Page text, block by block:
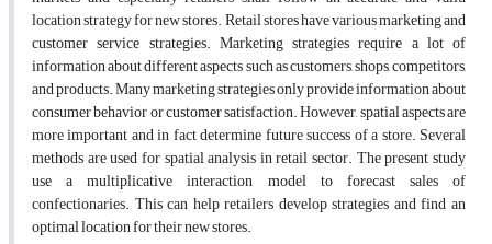
location strategy for new stores. Retail stores have various marketing and
customer service strategies. Marketing strategies require a lot of
information about different aspects such as customers, shops, competitors,
and products. Many marketing strategies only provide information about
consumer behavior or customer satisfaction. However, spatial aspects are
more important and in fact determine future success of a store. Several
methods are used for spatial analysis in retail sector. The present study
use a multiplicative interaction model to forecast sales of
confectionaries. This can help retailers develop strategies and find an
optimal location for their new stores.